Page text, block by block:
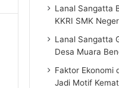
Lanal Sangatta
KKRI SMK
Lanal Sangatta
Desa Muara
Faktor Ekonomi
Jadi Motif